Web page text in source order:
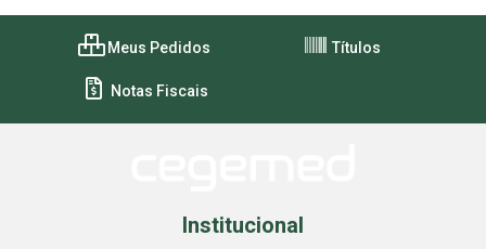
Meus Pedidos Títulos
Notas Fiscais
Institucional